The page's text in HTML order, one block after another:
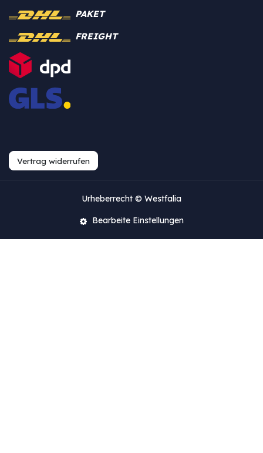
PAKET
FREIGHT
Vertrag widerrufen
Urheberrecht © Westfalia
Bearbeite Einstellungen